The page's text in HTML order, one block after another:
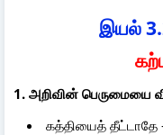
இயல்
1. அறிவின் பெருமையை
கத்தியைத் தீட்டாதே